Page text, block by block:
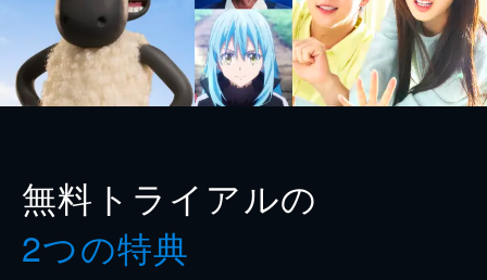
無料トライアルの
2つの特典